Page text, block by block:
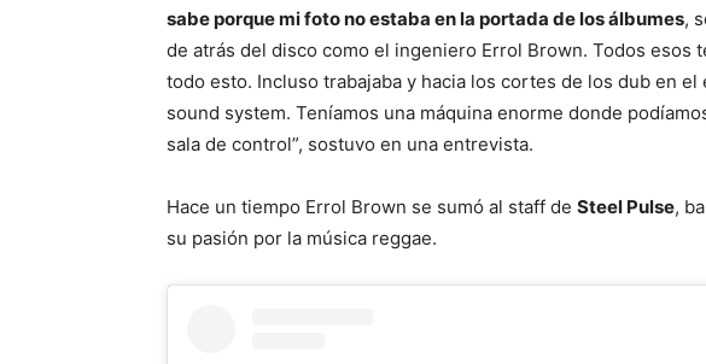
sabe porque mi foto no estaba en la portada de los álbumes,
de atrás del disco como el ingeniero Errol Brown. Todos esos
todo esto. Incluso trabajaba y hacia los cortes de los dub en
sound system. Teníamos una máquina enorme donde
sala de control”, sostuvo en una entrevista.
Hace un tiempo Errol Brown se sumó al staff de Steel Pulse,
su pasión por la música reggae.